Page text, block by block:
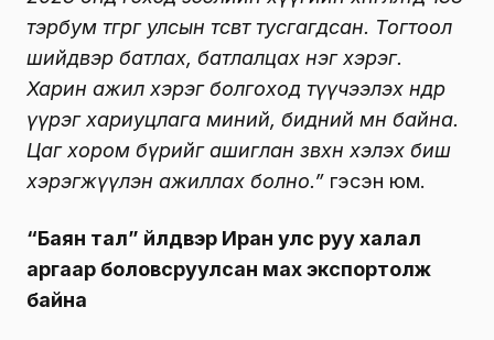
тэрбум төгрөг улсын төсөвт тусгагдсан. Тогтоол
шийдвэр батлах, батлалцах нэг хэрэг.
Харин ажил хэрэг болгоход түүчээлэх өндөр
үүрэг хариуцлага миний, бидний өмнө байна.
Цаг хором бүрийг ашиглан зөвхөн хэлэх биш
хэрэгжүүлэн ажиллах болно.” гэсэн юм.
“Баян тал” үйлдвэр Иран улс руу халал
аргаар боловсруулсан мах экспортолж
байна